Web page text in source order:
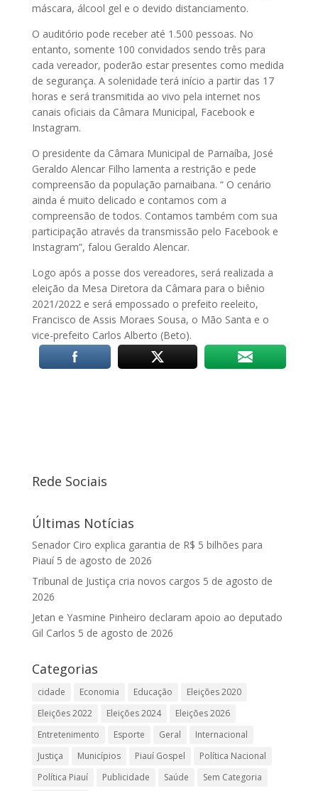
máscara, álcool gel e o devido distanciamento.
O auditório pode receber até 1.500 pessoas. No
entanto, somente 100 convidados sendo três para
cada vereador, poderão estar presentes como medida
de segurança. A solenidade terá início a partir das 17
horas e será transmitida ao vivo pela internet nos
canais oficiais da Câmara Municipal, Facebook e
Instagram.
O presidente da Câmara Municipal de Parnaíba, José
Geraldo Alencar Filho lamenta a restrição e pede
compreensão da população parnaibana. “ O cenário
ainda é muito delicado e contamos com a
compreensão de todos. Contamos também com sua
participação através da transmissão pelo Facebook e
Instagram”, falou Geraldo Alencar.
Logo após a posse dos vereadores, será realizada a
eleição da Mesa Diretora da Câmara para o biênio
2021/2022 e será empossado o prefeito reeleito,
Francisco de Assis Moraes Sousa, o Mão Santa e o
vice-prefeito Carlos Alberto (Beto).
Rede Sociais
Últimas Notícias
Senador Ciro explica garantia de R$ 5 bilhões para
Piauí 5 de agosto de 2026
Tribunal de Justiça cria novos cargos 5 de agosto de
2026
Jetan e Yasmine Pinheiro declaram apoio ao deputado
Gil Carlos 5 de agosto de 2026
Categorias
cidade Economia Educação
Eleições 2020
Eleições 2022
Eleições 2024
Eleições 2026
Entretenimento
Esporte Geral
Internacional
Justiça
Municípios Piauí Gospel
Política Nacional
Política Piauí
Publicidade Saúde
Sem Categoria